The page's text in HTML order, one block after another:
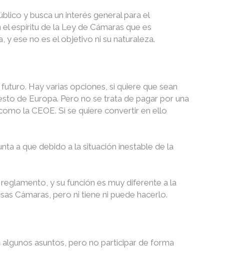
y busca un interés general para el
espíritu de la Ley de Cámaras que es
y ese no es el objetivo ni su naturaleza.
Hay varias opciones, si quiere que sean
de Europa. Pero no se trata de pagar por una
la CEOE. Si se quiere convertir en ello
a que debido a la situación inestable de la
y su función es muy diferente a la
Cámaras, pero ni tiene ni puede hacerlo.
asuntos, pero no participar de forma